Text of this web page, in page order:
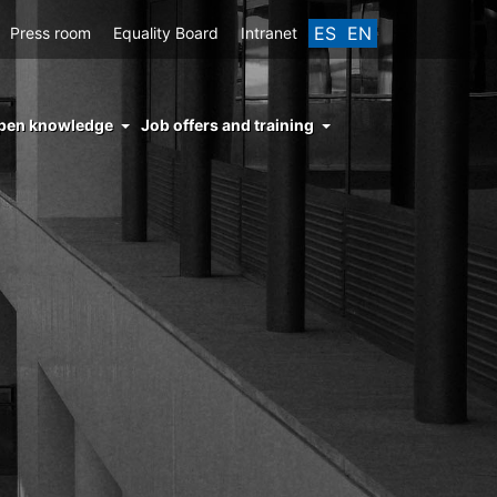
ES EN
Press room Equality Board Intranet
knowledge Job offers and training